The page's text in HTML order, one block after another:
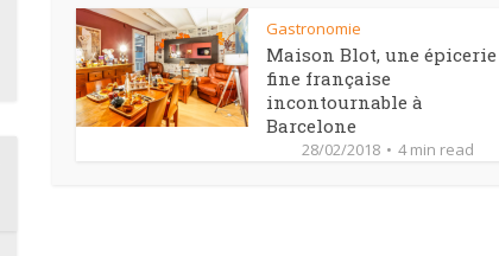
Gastronomie
Maison Blot, une épicerie
fine française
incontournable à
Barcelone
28/02/2018 4 min read